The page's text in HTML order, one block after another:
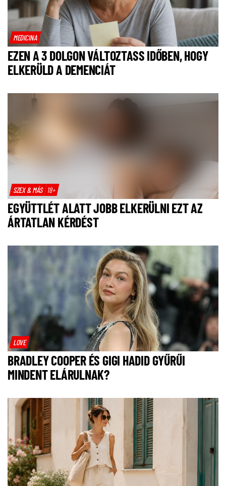
MEDICINA
EZEN A 3 DOLGON VÁLTOZTASS IDŐBEN, HOGY
ELKERÜLD A DEMENCIÁT
SZEX & MÁS 18+
EGYÜTTLÉT ALATT JOBB ELKERÜLNI EZT AZ
ÁRTATLAN KÉRDÉST
LOVE
BRADLEY COOPER ÉS GIGI HADID GYŰRŰI
MINDENT ELÁRULNAK?